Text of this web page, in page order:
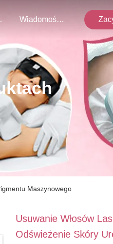
Wiadomości Firmowe
Maszynowego
Usuwanie Włosów
Odświeżenie Skóry